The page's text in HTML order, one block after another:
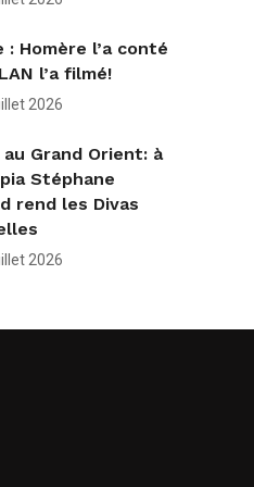
: Homère l’a conté
l’a filmé!
2026
au Grand Orient: à
Stéphane
rend les Divas
2026